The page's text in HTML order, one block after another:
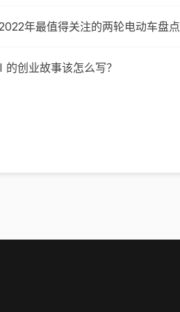
年最值得关注的两轮电动车盘点
创业故事该怎么写？